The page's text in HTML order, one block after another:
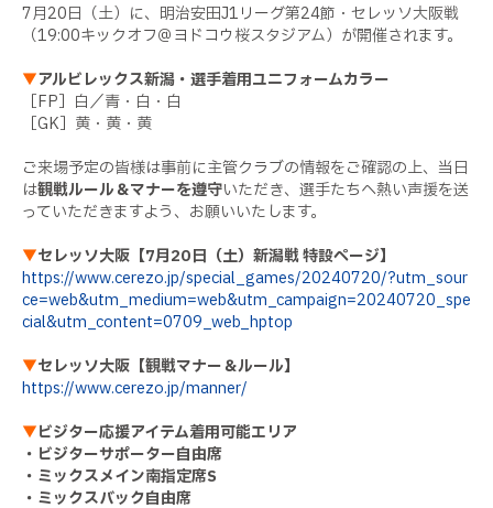
7月20日（土）に、明治安田J1リーグ第24節・セレッソ大阪戦
（19:00キックオフ＠ヨドコウ桜スタジアム）が開催されます。
▼アルビレックス新潟・選手着用ユニフォームカラー
［FP］白／青・白・白
［GK］黄・黄・黄
ご来場予定の皆様は事前に主管クラブの情報をご確認の上、当日
は観戦ルール＆マナーを遵守いただき、選手たちへ熱い声援を送
っていただきますよう、お願いいたします。
▼セレッソ大阪【7月20日（土）新潟戦 特設ページ】
https://www.cerezo.jp/special_games/20240720/?utm_sour
ce=web&utm_medium=web&utm_campaign=20240720_spe
cial&utm_content=0709_web_hptop
▼セレッソ大阪【観戦マナー＆ルール】
https://www.cerezo.jp/manner/
▼ビジター応援アイテム着用可能エリア
・ビジターサポーター自由席
・ミックスメイン南指定席S
・ミックスバック自由席